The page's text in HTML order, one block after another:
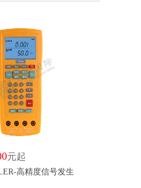
霍尼韦尔/HONEYWELL
IFTA/IFTA
卡特罗尼/KATNRONI
诺斯维尔克/NORTHWICK
元起
高精度信号发生